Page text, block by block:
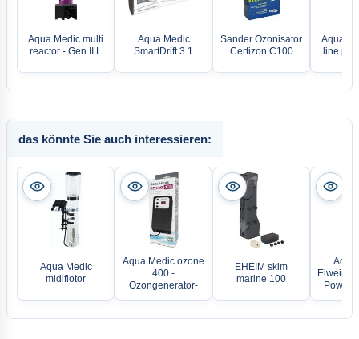
Aqua Medic multi
reactor - Gen II L
Aqua Medic
SmartDrift 3.1
Sander Ozonisator
Certizon C100
Aqua
line
das könnte Sie auch interessieren:
Aqua Medic
midiflotor
Aqua Medic ozone
400 -
Ozongenerator-
EHEIM skim
marine 100
Aqua
Power